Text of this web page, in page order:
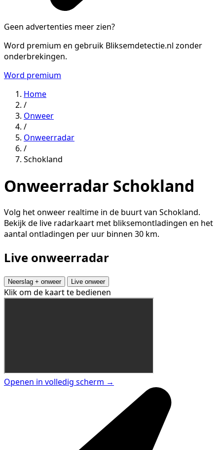
Geen advertenties meer zien?
Word premium en gebruik Bliksemdetectie.nl zonder
onderbrekingen.
Word premium
Home
/
Onweer
/
Onweerradar
/
Schokland
Onweerradar Schokland
Volg het onweer realtime in de buurt van Schokland.
Bekijk de live radarkaart met bliksemontladingen en het
aantal ontladingen per uur binnen 30 km.
Live onweerradar
Neerslag + onweer Live onweer
Klik om de kaart te bedienen
Openen in volledig scherm →